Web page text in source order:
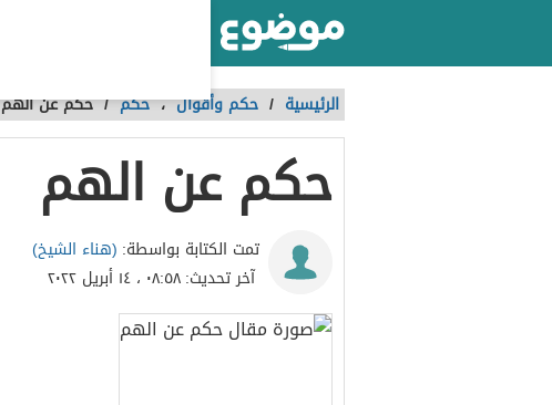
الرئيسية / حكم وأقوال،حكم /حكم عن الهم
حكم عن الهم
تمت الكتابة بواسطة: (هناء الشيخ)
آخر تحديث:٠٨:٥٨ ، ١٤ أبريل ٢٠٢٢